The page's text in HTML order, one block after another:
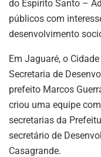
do Espírito Santo –
públicos com
desenvolvimento
Em Jaguaré, o
Secretaria de
prefeito Marcos
criou uma equipe
secretarias da
secretário de
Casagrande.